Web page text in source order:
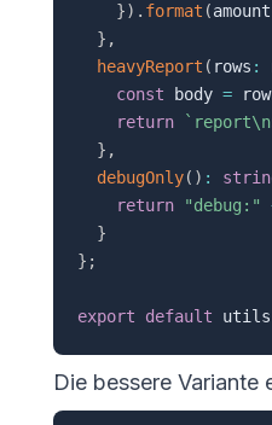
}) . format (amount
} ,
heavyReport ( rows :
const body =
return
` report\n
} ,
debugOnly( ) :
return
"debug:"
}
} ;
export default utils
Die bessere Variante